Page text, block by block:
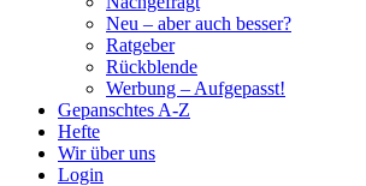
Neu – aber auch besser?
Ratgeber
Rückblende
Werbung – Aufgepasst!
Gepanschtes A-Z
Hefte
Wir über uns
Login